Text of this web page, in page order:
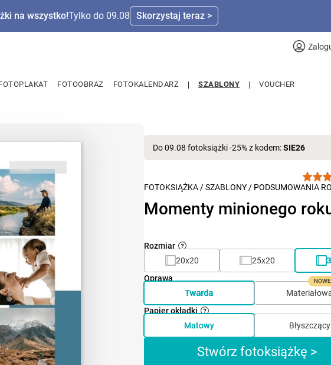
na wszystko!Tylko do 09.08 Skorzystaj teraz >
FOTOOBRAZ FOTOKALENDARZ SZABLONY VOUCHER
Do 09.08 fotoksiążki -25% z kodem:SIE26
FOTOKSIĄŻKA /SZABLONY / PODSUMOWANIA
Momenty minionego
Rozmiar
20x20
25x20
Oprawa
Twarda
Papier okładki
Matowy
Błyszczący
Stwórz fotoksiążkę >